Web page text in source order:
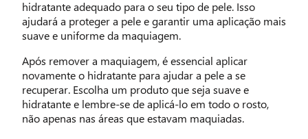
hidratante adequado para o seu tipo de pele. Isso
ajudará a proteger a pele e garantir uma aplicação mais
suave e uniforme da maquiagem.
Após remover a maquiagem, é essencial aplicar
novamente o hidratante para ajudar a pele a se
recuperar. Escolha um produto que seja suave e
hidratante e lembre-se de aplicá-lo em todo o rosto,
não apenas nas áreas que estavam maquiadas.